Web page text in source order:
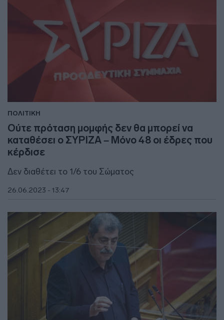
ΠΟΛΙΤΙΚΗ
Ούτε πρόταση μομφής δεν θα μπορεί να
καταθέσει ο ΣΥΡΙΖΑ – Μόνο 48 οι έδρες που
κέρδισε
Δεν διαθέτει το 1/6 του Σώματος
26.06.2023 - 13:47